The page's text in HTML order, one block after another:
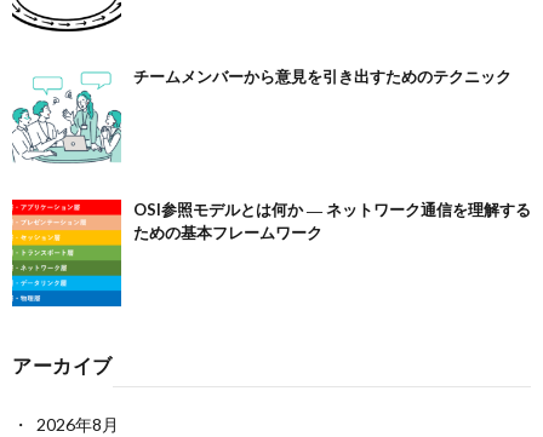
チームメンバーから意見を引き出すためのテクニック
OSI参照モデルとは何か ― ネットワーク通信を理解する
ための基本フレームワーク
アーカイブ
2026年8月